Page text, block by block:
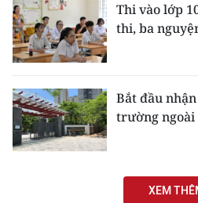
TIN ĐỊA PHƯƠNG
Trung du và miền núi phía
Đồng bằng sông Hồng
Bắc Trung Bộ
Thi vào lớp
thi, ba
Bắt đầu
trường ngoài
XEM